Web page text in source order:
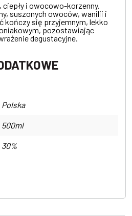
ciepły i owocowo-korzenny.
suszonych owoców, wanilii i
kończy się przyjemnym, lekko
pozostawiając
degustacyjne.
Polska
500ml
30%